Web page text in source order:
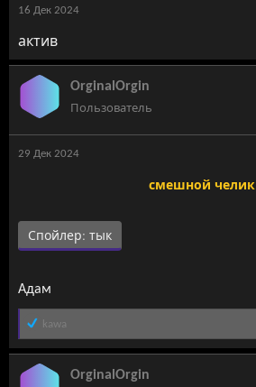
16 Дек 2024
актив
OrginalOrgin
Пользователь
29 Дек 2024
смешной челик
Спойлер: тык
Адам
Р
е
а
к
kawa
OrginalOrgin